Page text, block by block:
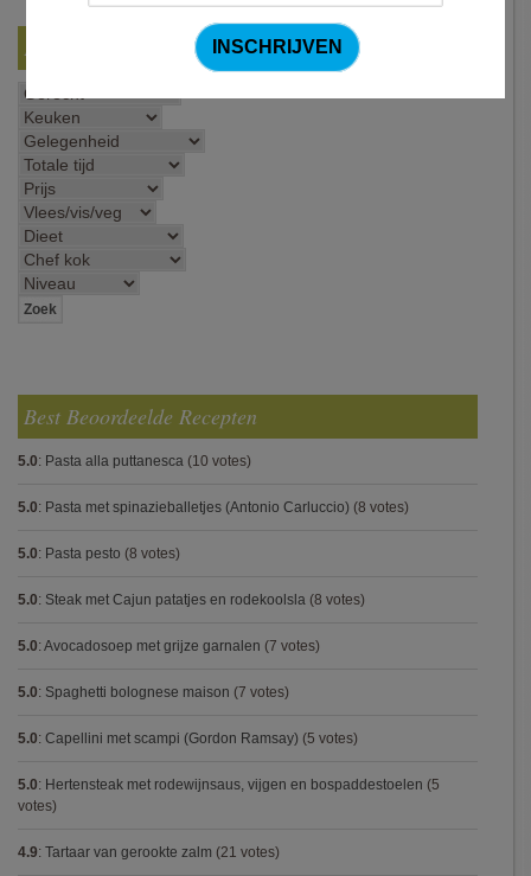
Filter
Best Beoordeelde Recepten
5.0: Pasta alla puttanesca (10 votes)
5.0: Pasta met spinazieballetjes (Antonio Carluccio) (8 votes)
5.0: Pasta pesto (8 votes)
5.0: Steak met Cajun patatjes en rodekoolsla (8 votes)
5.0: Avocadosoep met grijze garnalen (7 votes)
5.0: Spaghetti bolognese maison (7 votes)
5.0: Capellini met scampi (Gordon Ramsay) (5 votes)
5.0: Hertensteak met rodewijnsaus, vijgen en bospaddestoelen (5
votes)
4.9: Tartaar van gerookte zalm (21 votes)